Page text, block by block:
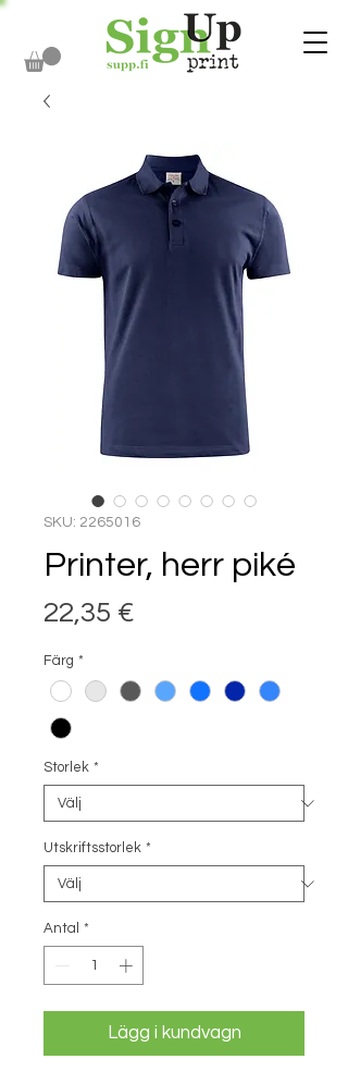
SKU: 2265016
Printer, herr piké
22,35 €
Färg *
Storlek *
Utskriftsstorlek *
Antal *
Lägg i kundvagn